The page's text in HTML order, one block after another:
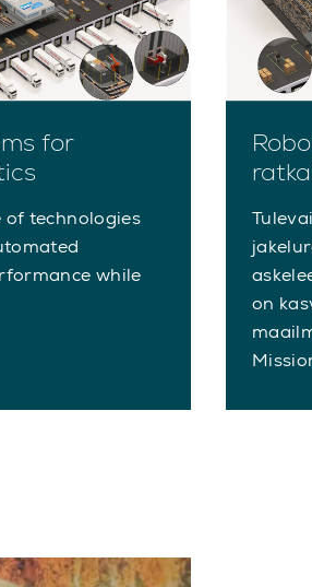
for
of technologies
while
on